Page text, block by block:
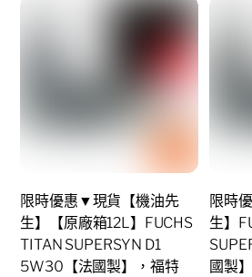
限時優惠▼現貨【機油先
生】【原廠箱12L】FUCHS
TITAN SUPERSYN D1
5W30【法國製】，福特
限時
生】
國製